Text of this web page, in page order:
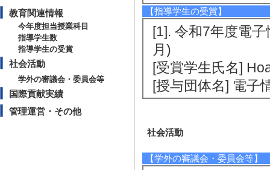
教育関連情報
今年度担当授業科目
指導学生数
指導学生の受賞
社会活動
学外の審議会・委員会等
国際貢献実績
管理運営・その他
【指導学生の受賞】
[1]. 令和7年度電
月)
[受賞学生氏名]
[授与団体名] 電子
社会活動
【学外の審議会・委員会等】